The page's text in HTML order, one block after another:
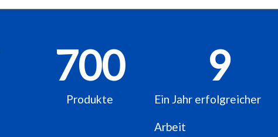
Produkte
700
Ein Jahr erfolgreicher
Arbeit
9